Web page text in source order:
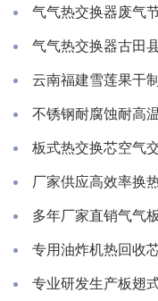
气气热交换器废气
气气热交换器古田
不锈钢耐腐蚀耐高
多年厂家直销气气
专用油炸机热回收
专业研发生产板翅